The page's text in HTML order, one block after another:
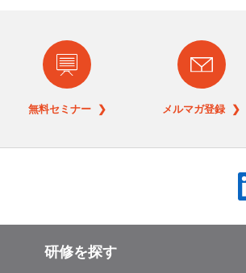
無料セミナー ❯ メルマガ登録 ❯
研修を探す